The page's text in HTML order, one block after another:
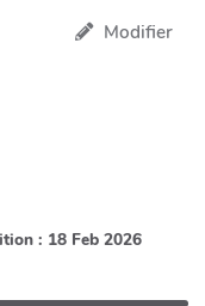
Modifier
: 18 Feb 2026